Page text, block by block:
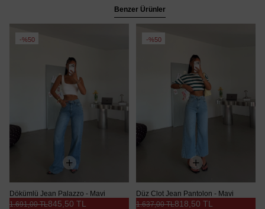
Benzer Ürünler
%50
Dökümlü Jean Palazzo - Mavi
845,50 TL
1.691,00 TL
%50
Düz Clot Jean Pantolon - Mavi
818,50 TL
1.637,00 TL